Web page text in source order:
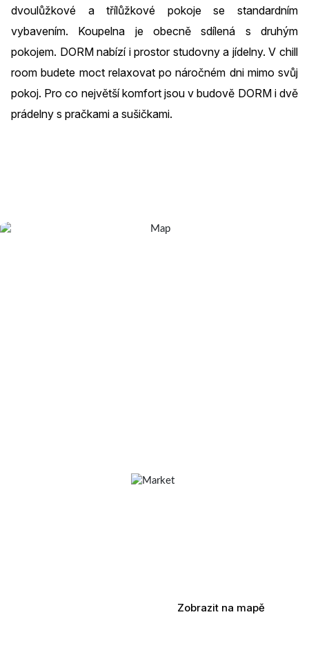
dvoulůžkové a třílůžkové pokoje se standardním
vybavením. Koupelna je obecně sdílená s druhým
pokojem. DORM nabízí i prostor studovny a jídelny. V chill
room budete moct relaxovat po náročném dni mimo svůj
pokoj. Pro co největší komfort jsou v budově DORM i dvě
prádelny s pračkami a sušičkami.
Zobrazit na mapě